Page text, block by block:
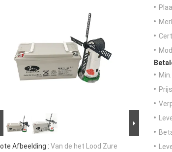
Afbeelding : Van de het Lood Zure